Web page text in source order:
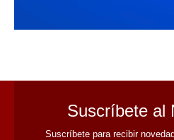
Suscríbete al
Suscríbete para recibir